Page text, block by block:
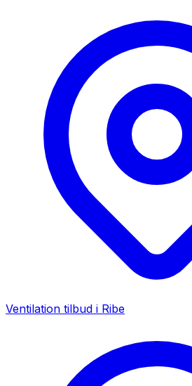
Ventilation tilbud i Ribe